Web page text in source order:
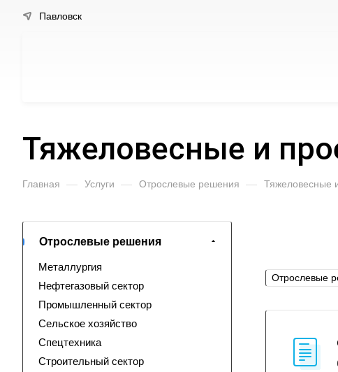
Павловск
Тяжеловесные и
Главная — Услуги — Отрослевые решения — Тяжеловесные
Отрослевые
Отрослевые решения
Металлургия
Нефтегазовый сектор
Промышленный сектор
Сельское хозяйство
Спецтехника
Строительный сектор